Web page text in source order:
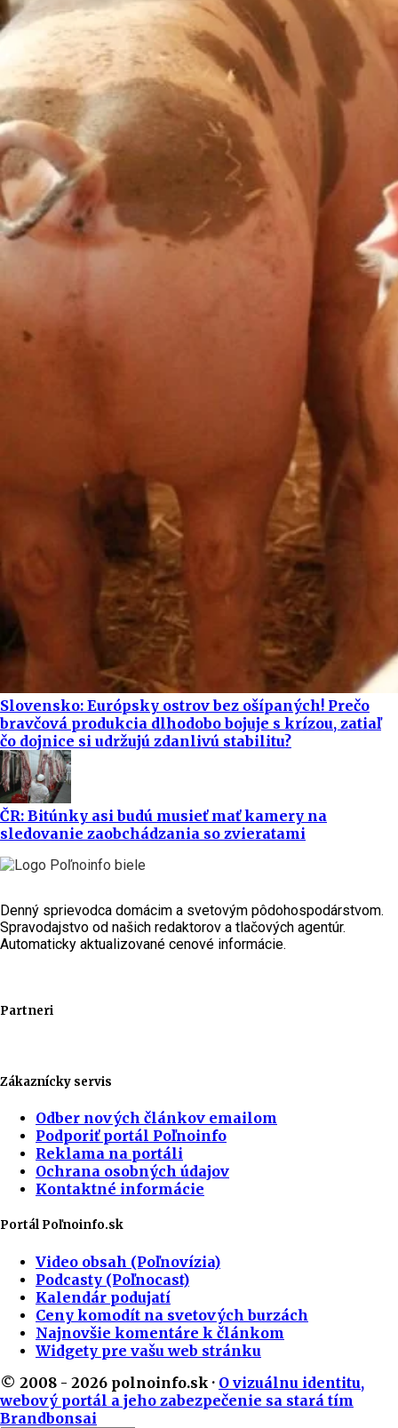
Slovensko: Európsky ostrov bez ošípaných! Prečo
bravčová produkcia dlhodobo bojuje s krízou, zatiaľ
čo dojnice si udržujú zdanlivú stabilitu?
ČR: Bitúnky asi budú musieť mať kamery na
sledovanie zaobchádzania so zvieratami
Denný sprievodca domácim a svetovým pôdohospodárstvom.
Spravodajstvo od našich redaktorov a tlačových agentúr.
Automaticky aktualizované cenové informácie.
Partneri
Zákaznícky servis
Odber nových článkov emailom
Podporiť portál Poľnoinfo
Reklama na portáli
Ochrana osobných údajov
Kontaktné informácie
Portál Poľnoinfo.sk
Video obsah (Poľnovízia)
Podcasty (Poľnocast)
Kalendár podujatí
Ceny komodít na svetových burzách
Najnovšie komentáre k článkom
Widgety pre vašu web stránku
© 2008 - 2026 polnoinfo.sk · O vizuálnu identitu,
webový portál a jeho zabezpečenie sa stará tím
Brandbonsai